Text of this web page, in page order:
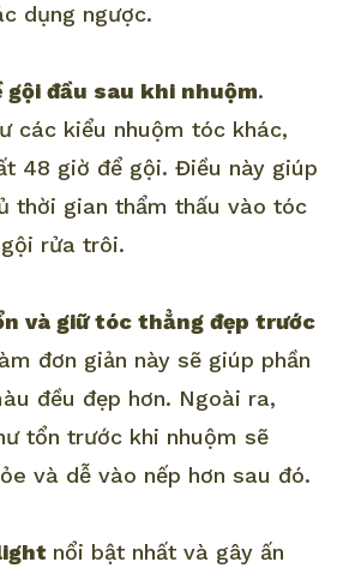
dụng ngược.
gội đầu sau khi nhuộm.
các kiểu nhuộm tóc khác,
48 giờ để gội. Điều này giúp
thời gian thẩm thấu vào tóc
rửa trôi.
và giữ tóc thẳng đẹp trước
đơn giản này sẽ giúp phần
đều đẹp hơn. Ngoài ra,
tổn trước khi nhuộm sẽ
và dễ vào nếp hơn sau đó.
nổi bật nhất và gây ấn